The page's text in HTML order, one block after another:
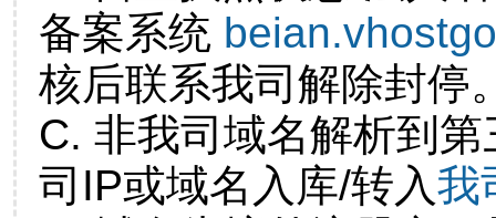
备案系统
核后联系我司解除封停
C. 非我司域名解析到
司IP或域名入库/转入我